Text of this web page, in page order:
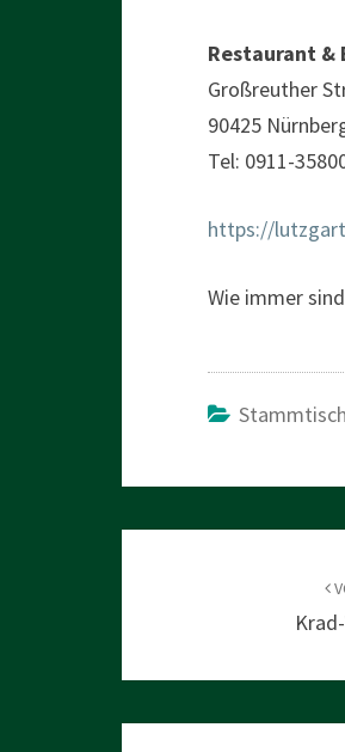
Restaurant
Großreuther
90425
Tel: 0911-
https://
Wie immer
Stammtisch